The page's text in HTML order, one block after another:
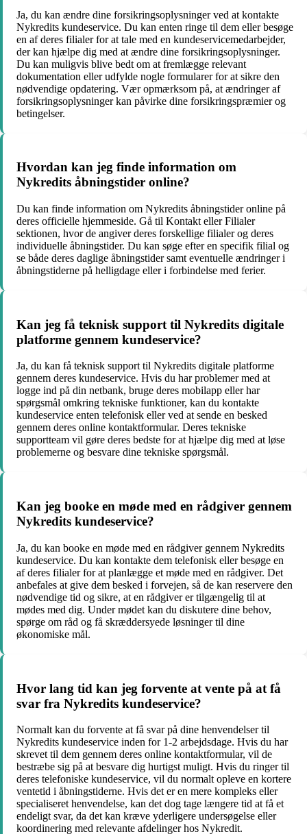
Ja, du kan ændre dine forsikringsoplysninger ved at kontakte
Nykredits kundeservice. Du kan enten ringe til dem eller besøge
en af deres filialer for at tale med en kundeservicemedarbejder,
der kan hjælpe dig med at ændre dine forsikringsoplysninger.
Du kan muligvis blive bedt om at fremlægge relevant
dokumentation eller udfylde nogle formularer for at sikre den
nødvendige opdatering. Vær opmærksom på, at ændringer af
forsikringsoplysninger kan påvirke dine forsikringspræmier og
betingelser.
Hvordan kan jeg finde information om
Nykredits åbningstider online?
Du kan finde information om Nykredits åbningstider online på
deres officielle hjemmeside. Gå til Kontakt eller Filialer
sektionen, hvor de angiver deres forskellige filialer og deres
individuelle åbningstider. Du kan søge efter en specifik filial og
se både deres daglige åbningstider samt eventuelle ændringer i
åbningstiderne på helligdage eller i forbindelse med ferier.
Kan jeg få teknisk support til Nykredits digitale
platforme gennem kundeservice?
Ja, du kan få teknisk support til Nykredits digitale platforme
gennem deres kundeservice. Hvis du har problemer med at
logge ind på din netbank, bruge deres mobilapp eller har
spørgsmål omkring tekniske funktioner, kan du kontakte
kundeservice enten telefonisk eller ved at sende en besked
gennem deres online kontaktformular. Deres tekniske
supportteam vil gøre deres bedste for at hjælpe dig med at løse
problemerne og besvare dine tekniske spørgsmål.
Kan jeg booke en møde med en rådgiver gennem
Nykredits kundeservice?
Ja, du kan booke en møde med en rådgiver gennem Nykredits
kundeservice. Du kan kontakte dem telefonisk eller besøge en
af deres filialer for at planlægge et møde med en rådgiver. Det
anbefales at give dem besked i forvejen, så de kan reservere den
nødvendige tid og sikre, at en rådgiver er tilgængelig til at
mødes med dig. Under mødet kan du diskutere dine behov,
spørge om råd og få skræddersyede løsninger til dine
økonomiske mål.
Hvor lang tid kan jeg forvente at vente på at få
svar fra Nykredits kundeservice?
Normalt kan du forvente at få svar på dine henvendelser til
Nykredits kundeservice inden for 1-2 arbejdsdage. Hvis du har
skrevet til dem gennem deres online kontaktformular, vil de
bestræbe sig på at besvare dig hurtigst muligt. Hvis du ringer til
deres telefoniske kundeservice, vil du normalt opleve en kortere
ventetid i åbningstiderne. Hvis det er en mere kompleks eller
specialiseret henvendelse, kan det dog tage længere tid at få et
endeligt svar, da det kan kræve yderligere undersøgelse eller
koordinering med relevante afdelinger hos Nykredit.